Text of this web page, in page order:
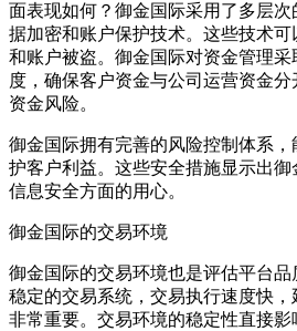
面表现如何？御金国际采用了多层
据加密和账户保护技术。这些技术
和账户被盗。御金国际对资金管理采
度，确保客户资金与公司运营资金
资金风险。
御金国际拥有完善的风险控制体系
护客户利益。这些安全措施显示出
信息安全方面的用心。
御金国际的交易环境
御金国际的交易环境也是评估平台
稳定的交易系统，交易执行速度快
非常重要。交易环境的稳定性直接